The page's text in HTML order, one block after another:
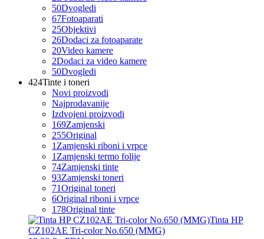
50Dvogledi
67Fotoaparati
25Objektivi
26Dodaci za fotoaparate
20Video kamere
2Dodaci za video kamere
50Dvogledi
424Tinte i toneri
Novi proizvodi
Najprodavanije
Izdvojeni proizvodi
169Zamjenski
255Original
1 Zamjenski riboni i vrpce
1 Zamjenski termo folije
74Zamjenski tinte
93Zamjenski toneri
71Original toneri
6Original riboni i vrpce
178Original tinte
Tinta HP
CZ102AE Tri-color No.650 (MMG)